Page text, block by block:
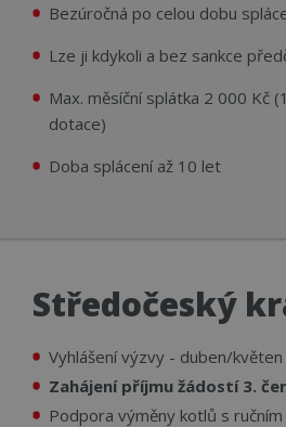
Bezúročná po celou dobu
Lze ji kdykoli a bez sankce
Max. měsíční splátka 2 000 Kč
dotace)
Doba splácení až 10 let
Středočeský
Vyhlášení výzvy - duben/
Zahájení příjmu žádostí 3.
Podpora výměny kotlů s ručním